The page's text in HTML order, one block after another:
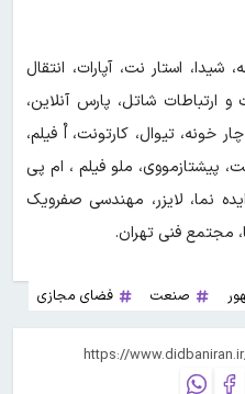
شیدا، استار نت، آپارات، انتقال
ارتباطات شاتل، پارس آنلاین،
تیوال، کارتونت، اٌ فیلم،
پیشتازمووی، ملو فیلم ، ام پی
نما، لایزر، مهندسی صفرویک
مجتمع فنی تهران.
صنعت فضای مجازی